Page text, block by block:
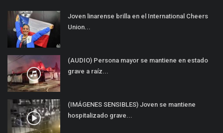
Joven linarense brilla en el International Cheers
Union...
(AUDIO) Persona mayor se mantiene en estado
grave a raíz...
(IMÁGENES SENSIBLES) Joven se mantiene
hospitalizado grave...